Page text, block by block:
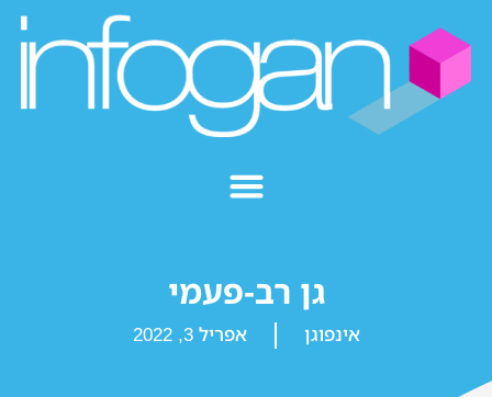
גן רב-פעמי
אינפוגן אפריל 3, 2022